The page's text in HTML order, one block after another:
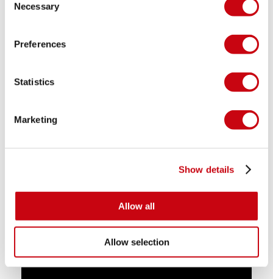
Selection
Necessary
Preferences
Statistics
Marketing
Show details
Allow all
Allow selection